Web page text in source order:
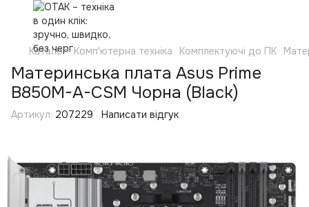
Каталог Комп'ютерна техніка Комплектуючі до ПК
Материнська плата Asus Prime
B850M-A-CSM Чорна (Black)
Артикул: 207229 Написати відгук